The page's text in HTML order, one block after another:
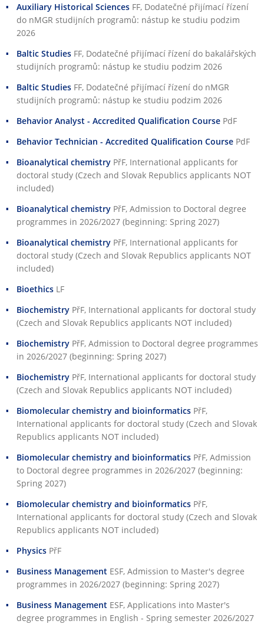
Auxiliary Historical Sciences FF, Dodatečné přijímací řízení
do nMGR studijních programů: nástup ke studiu podzim
2026
Baltic Studies FF, Dodatečné přijímací řízení do bakalářských
studijních programů: nástup ke studiu podzim 2026
Baltic Studies FF, Dodatečné přijímací řízení do nMGR
studijních programů: nástup ke studiu podzim 2026
Behavior Analyst - Accredited Qualification Course PdF
Behavior Technician - Accredited Qualification Course PdF
Bioanalytical chemistry PřF, International applicants for
doctoral study (Czech and Slovak Republics applicants NOT
included)
Bioanalytical chemistry PřF, Admission to Doctoral degree
programmes in 2026/2027 (beginning: Spring 2027)
Bioanalytical chemistry PřF, International applicants for
doctoral study (Czech and Slovak Republics applicants NOT
included)
Bioethics LF
Biochemistry PřF, International applicants for doctoral study
(Czech and Slovak Republics applicants NOT included)
Biochemistry PřF, Admission to Doctoral degree programmes
in 2026/2027 (beginning: Spring 2027)
Biochemistry PřF, International applicants for doctoral study
(Czech and Slovak Republics applicants NOT included)
Biomolecular chemistry and bioinformatics PřF,
International applicants for doctoral study (Czech and Slovak
Republics applicants NOT included)
Biomolecular chemistry and bioinformatics PřF, Admission
to Doctoral degree programmes in 2026/2027 (beginning:
Spring 2027)
Biomolecular chemistry and bioinformatics PřF,
International applicants for doctoral study (Czech and Slovak
Republics applicants NOT included)
Physics PřF
Business Management ESF, Admission to Master's degree
programmes in 2026/2027 (beginning: Spring 2027)
Business Management ESF, Applications into Master's
degree programmes in English - Spring semester 2026/2027